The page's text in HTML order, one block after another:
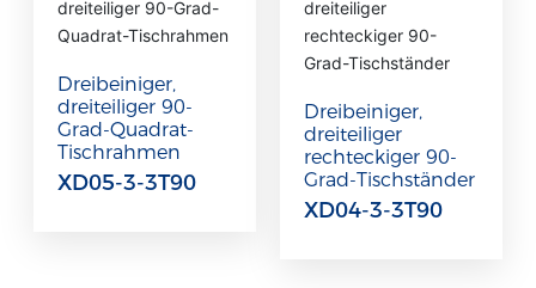
Dreibeiniger,
dreiteiliger 90-
Grad-Quadrat-
Tischrahmen
XD05-3-3T90
Dreibeiniger,
dreiteiliger
rechteckiger 90-
Grad-Tischständer
XD04-3-3T90